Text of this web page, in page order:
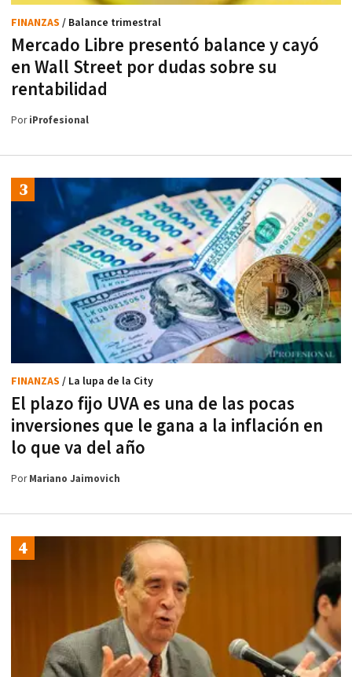
Mercado Libre presentó balance y cayó
en Wall Street por dudas sobre su
rentabilidad
FINANZAS / Balance trimestral
PoriProfesional
El plazo fijo UVA es una de las pocas
inversiones que le gana a la inflación en
lo que va del año
FINANZAS / La lupa de la City
PorMariano Jaimovich